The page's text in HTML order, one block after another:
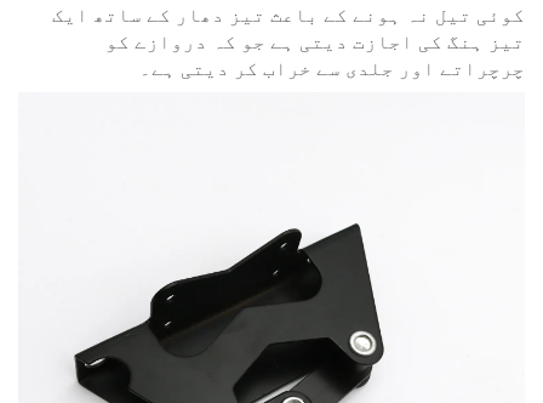
کوئی تیل نہ ہونے کے باعث تیز دھار کے ساتھ ایک
تیز ہنگ کی اجازت دیتی ہے جو کہ دروازے کو
چرچراتے اور جلدی سے خراب کر دیتی ہے۔